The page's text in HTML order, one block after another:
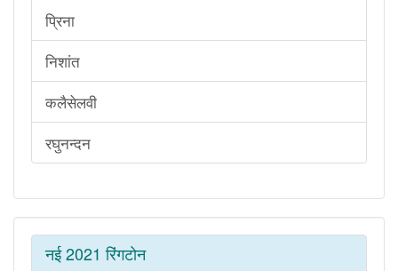
प्रिना
निशांत
कलैसेलवी
रघुनन्दन
नई 2021 रिंगटोन